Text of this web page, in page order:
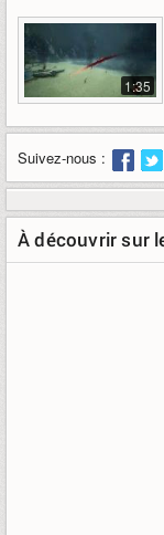
1:35
Suivez-nous :
À découvrir sur